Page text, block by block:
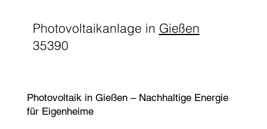
Photovoltaikanlage in Gießen
35390
Photovoltaik in Gießen – Nachhaltige Energie
für Eigenheime